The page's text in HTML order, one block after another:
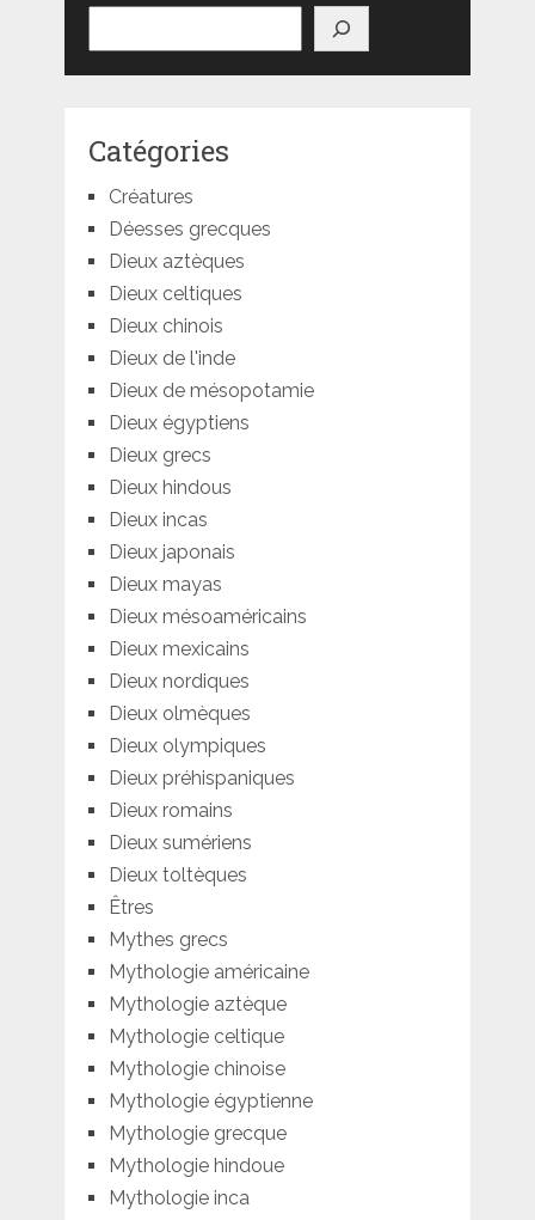
Catégories
Créatures
Déesses grecques
Dieux aztèques
Dieux celtiques
Dieux chinois
Dieux de l'inde
Dieux de mésopotamie
Dieux égyptiens
Dieux grecs
Dieux hindous
Dieux incas
Dieux japonais
Dieux mayas
Dieux mésoaméricains
Dieux mexicains
Dieux nordiques
Dieux olmèques
Dieux olympiques
Dieux préhispaniques
Dieux romains
Dieux sumériens
Dieux toltèques
Êtres
Mythes grecs
Mythologie américaine
Mythologie aztèque
Mythologie celtique
Mythologie chinoise
Mythologie égyptienne
Mythologie grecque
Mythologie hindoue
Mythologie inca